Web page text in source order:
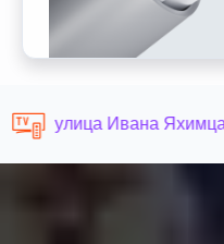
улица Ивана